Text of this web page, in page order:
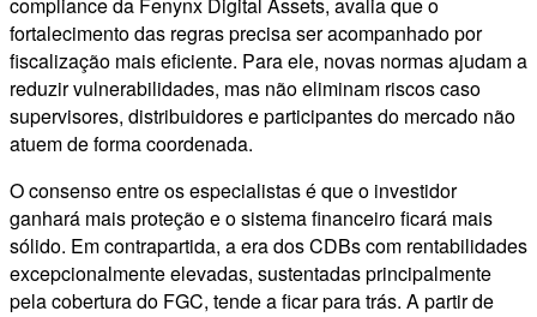
fortalecimento das regras precisa ser acompanhado por
fiscalização mais eficiente. Para ele, novas normas ajudam a
reduzir vulnerabilidades, mas não eliminam riscos caso
supervisores, distribuidores e participantes do mercado não
atuem de forma coordenada.
O consenso entre os especialistas é que o investidor
ganhará mais proteção e o sistema financeiro ficará mais
sólido. Em contrapartida, a era dos CDBs com rentabilidades
excepcionalmente elevadas, sustentadas principalmente
pela cobertura do FGC, tende a ficar para trás. A partir de